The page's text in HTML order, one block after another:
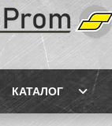
КАТАЛОГ